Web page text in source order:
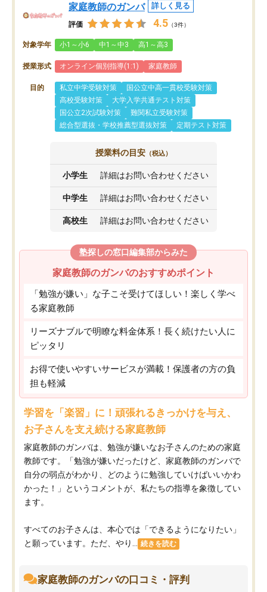
家庭教師のガンバ 詳しく見る
評価 4.5 （3件）
対象学年 小1～小6 中1～中3 高1～高3
授業形式 オンライン個別指導(1:1) 家庭教師
目的 私立中学受験対策
国公立中高一貫校受験対策
高校受験対策
大学入学共通テスト対策
国公立2次試験対策
難関私立受験対策
総合型選抜・学校推薦型選抜対策
定期テスト対策
授業料の目安 （税込）
小学生 詳細はお問い合わせください
中学生 詳細はお問い合わせください
高校生 詳細はお問い合わせください
塾探しの窓口編集部からみた
家庭教師のガンバのおすすめポイント
「勉強が嫌い」な子こそ受けてほしい！楽しく学べ
る家庭教師
リーズナブルで明瞭な料金体系！長く続けたい人に
ピッタリ
お得で使いやすいサービスが満載！保護者の方の負
担も軽減
学習を「楽習」に！頑張れるきっかけを与え、
お子さんを支え続ける家庭教師
家庭教師のガンバは、勉強が嫌いなお子さんのための家庭
教師です。「勉強が嫌いだったけど、家庭教師のガンバで
自分の弱点がわかり、どのように勉強していけばいいかわ
かった！」というコメントが、私たちの指導を象徴してい
ます。
すべてのお子さんは、本心では「できるようになりたい」
と願っています。ただ、やり...
続きを読む
家庭教師のガンバの口コミ・評判